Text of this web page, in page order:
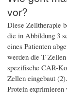
vor?
Diese Zelltherapie
die in Abbildung 3
eines Patienten
werden die T-
spezifische CAR-
Zellen eingebaut
Protein exprimieren